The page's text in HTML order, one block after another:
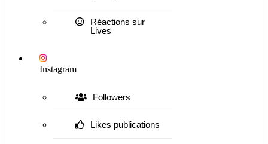
Réactions sur
Lives
Instagram
Followers
Likes publications